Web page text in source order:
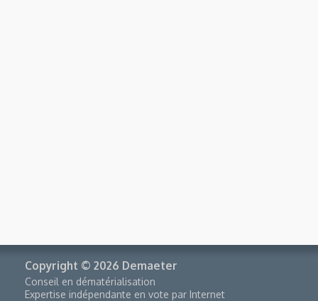
Copyright © 2026 Demaeter
Conseil en dématérialisation
Expertise indépendante en vote par Internet